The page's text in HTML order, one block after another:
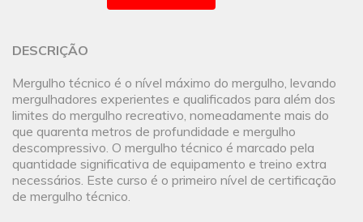
DESCRIÇÃO
Mergulho técnico é o nível máximo do mergulho, levando
mergulhadores experientes e qualificados para além dos
limites do mergulho recreativo, nomeadamente mais do
que quarenta metros de profundidade e mergulho
descompressivo. O mergulho técnico é marcado pela
quantidade significativa de equipamento e treino extra
necessários. Este curso é o primeiro nível de certificação
de mergulho técnico.